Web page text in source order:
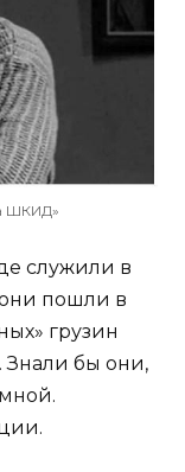
ШКИД»
служили в
пошли в
грузин
Знали бы они,